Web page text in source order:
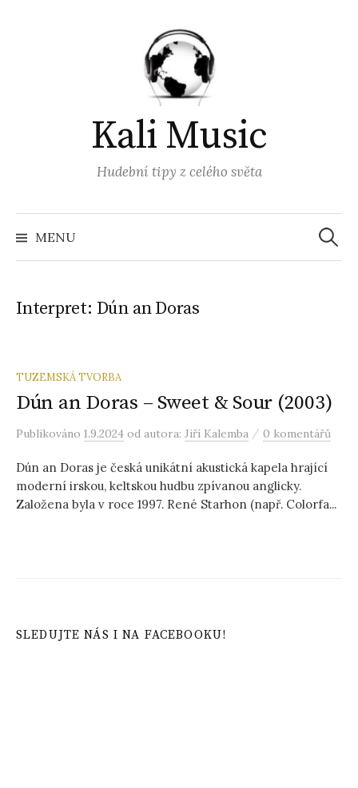
Kali Music
Hudební tipy z celého světa
MENU
Interpret: Dún an Doras
TUZEMSKÁ TVORBA
Dún an Doras – Sweet & Sour (2003)
Publikováno 1.9.2024 od autora: Jiří Kalemba / 0 komentářů
Dún an Doras je česká unikátní akustická kapela hrající
moderní irskou, keltskou hudbu zpívanou anglicky.
Založena byla v roce 1997. René Starhon (např. Colorfa...
SLEDUJTE NÁS I NA FACEBOOKU!